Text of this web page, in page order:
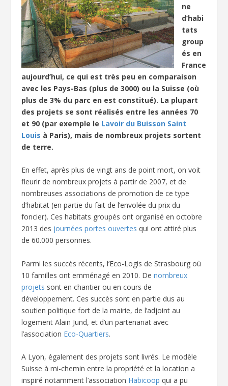
ne
d’habi
tats
group
és en
France
aujourd’hui, ce qui est très peu en comparaison
avec les Pays-Bas (plus de 3000) ou la Suisse (où
plus de 3% du parc en est constitué). La plupart
des projets se sont réalisés entre les années 70
et 90 (par exemple le Lavoir du Buisson Saint
Louis à Paris), mais de nombreux projets sortent
de terre.
En effet, après plus de vingt ans de point mort, on voit
fleurir de nombreux projets à partir de 2007, et de
nombreuses associations de promotion de ce type
d’habitat (en partie du fait de l’envolée du prix du
foncier). Ces habitats groupés ont organisé en octobre
2013 des journées portes ouvertes qui ont attiré plus
de 60.000 personnes.
Parmi les succès récents, l’Eco-Logis de Strasbourg où
10 familles ont emménagé en 2010. Denombreux
projets sont en chantier ou en cours de
développement. Ces succès sont en partie dus au
soutien politique fort de la mairie, de l’adjoint au
logement Alain Jund, et d’un partenariat avec
l’association Eco-Quartiers.
A Lyon, également des projets sont livrés. Le modèle
Suisse à mi-chemin entre la propriété et la location a
inspiré notamment l’association Habicoop qui a pu